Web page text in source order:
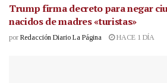
Trump firma decreto para negar
nacidos de madres «turistas»
por Redacción Diario La Página HACE 1 DÍA